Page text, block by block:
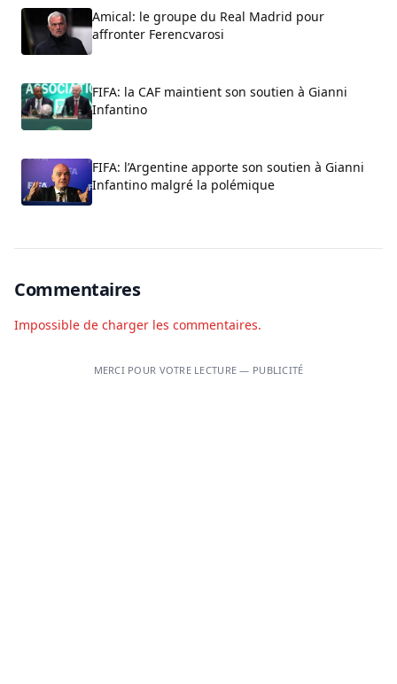
Amical: le groupe du Real Madrid pour
affronter Ferencvarosi
FIFA: la CAF maintient son soutien à Gianni
Infantino
FIFA: l’Argentine apporte son soutien à Gianni
Infantino malgré la polémique
Commentaires
Impossible de charger les commentaires.
MERCI POUR VOTRE LECTURE — PUBLICITÉ